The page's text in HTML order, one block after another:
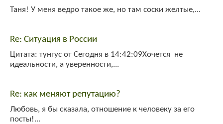
Таня! У меня ведро такое же, но там соски желтые,...
Re: Ситуация в России
Цитата: тунгус от Сегодня в 14:42:09Хочется не
идеальности, а уверенности,...
Re: как меняют репутацию?
Любовь, я бы сказала, отношение к человеку за его
посты!...